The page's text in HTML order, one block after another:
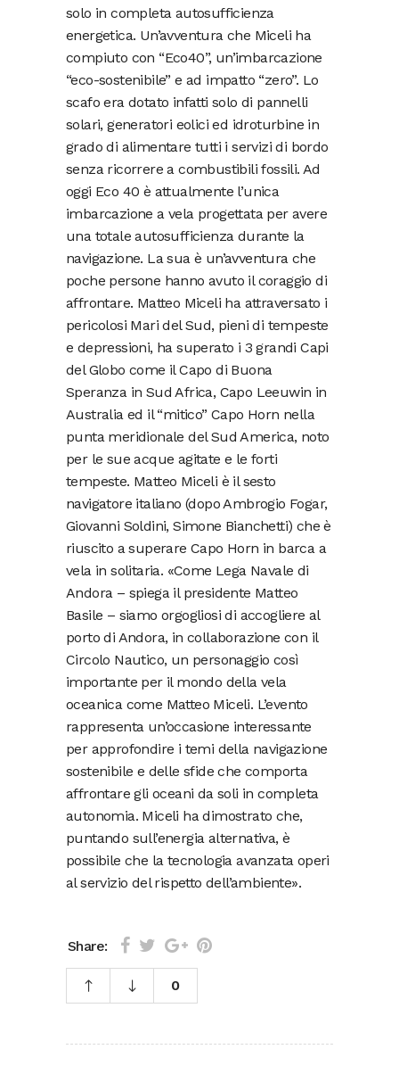
solo in completa autosufficienza
energetica. Un’avventura che Miceli ha
compiuto con “Eco40”, un’imbarcazione
“eco-sostenibile” e ad impatto “zero”. Lo
scafo era dotato infatti solo di pannelli
solari, generatori eolici ed idroturbine in
grado di alimentare tutti i servizi di bordo
senza ricorrere a combustibili fossili. Ad
oggi Eco 40 è attualmente l’unica
imbarcazione a vela progettata per avere
una totale autosufficienza durante la
navigazione. La sua è un’avventura che
poche persone hanno avuto il coraggio di
affrontare. Matteo Miceli ha attraversato i
pericolosi Mari del Sud, pieni di tempeste
e depressioni, ha superato i 3 grandi Capi
del Globo come il Capo di Buona
Speranza in Sud Africa, Capo Leeuwin in
Australia ed il “mitico” Capo Horn nella
punta meridionale del Sud America, noto
per le sue acque agitate e le forti
tempeste. Matteo Miceli è il sesto
navigatore italiano (dopo Ambrogio Fogar,
Giovanni Soldini, Simone Bianchetti) che è
riuscito a superare Capo Horn in barca a
vela in solitaria. «Come Lega Navale di
Andora – spiega il presidente Matteo
Basile – siamo orgogliosi di accogliere al
porto di Andora, in collaborazione con il
Circolo Nautico, un personaggio così
importante per il mondo della vela
oceanica come Matteo Miceli. L’evento
rappresenta un’occasione interessante
per approfondire i temi della navigazione
sostenibile e delle sfide che comporta
affrontare gli oceani da soli in completa
autonomia. Miceli ha dimostrato che,
puntando sull’energia alternativa, è
possibile che la tecnologia avanzata operi
al servizio del rispetto dell’ambiente».
Share:
0